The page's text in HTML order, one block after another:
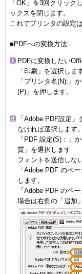
「OK」を3回クリック
ックスを閉じます。
これでプリンタの設定
■PDFへの変換方法
PDFに変換したい
「印刷」を選択しま
「プリンタ名(N):」
(P)」を押します。
「Adobe PDF設定
なければ選択します。
「PDF 設定(S)：」
質」を選択します
フォントを送信しな
「Adobe PDF のペ
します。
「Adobe PDF のペ
場合は右側の「追加